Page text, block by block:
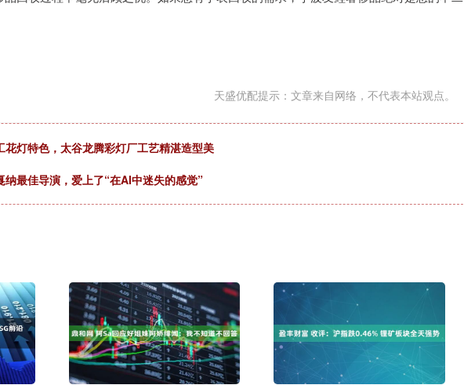
天盛优配提示：文章来自网络，不代表本站观点。
花灯特色，太谷龙腾彩灯厂工艺精湛造型美
纳最佳导演，爱上了“在AI中迷失的感觉”